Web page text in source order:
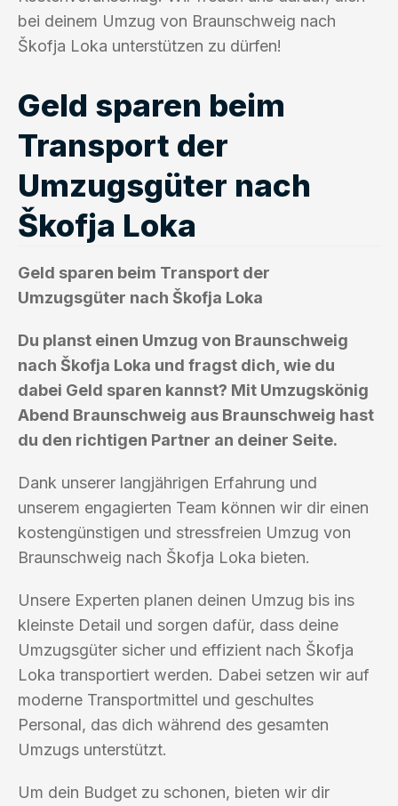
bei deinem Umzug von Braunschweig nach
Škofja Loka unterstützen zu dürfen!
Geld sparen beim
Transport der
Umzugsgüter nach
Škofja Loka
Geld sparen beim Transport der
Umzugsgüter nach Škofja Loka
Du planst einen Umzug von Braunschweig
nach Škofja Loka und fragst dich, wie du
dabei Geld sparen kannst? Mit Umzugskönig
Abend Braunschweig aus Braunschweig hast
du den richtigen Partner an deiner Seite.
Dank unserer langjährigen Erfahrung und
unserem engagierten Team können wir dir einen
kostengünstigen und stressfreien Umzug von
Braunschweig nach Škofja Loka bieten.
Unsere Experten planen deinen Umzug bis ins
kleinste Detail und sorgen dafür, dass deine
Umzugsgüter sicher und effizient nach Škofja
Loka transportiert werden. Dabei setzen wir auf
moderne Transportmittel und geschultes
Personal, das dich während des gesamten
Umzugs unterstützt.
Um dein Budget zu schonen, bieten wir dir